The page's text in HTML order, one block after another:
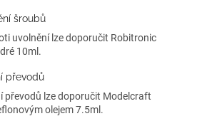
šroubů
uvolnění lze doporučit Robitronic
10ml.
převodů
převodů lze doporučit Modelcraft
olejem 7.5ml.